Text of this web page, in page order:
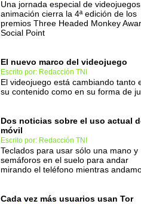
Una jornada especial de
animación cierra la 4ª edición de los
premios Three Headed Monkey
Social Point
El nuevo marco del videojuego
Escrito por: Redacción TNI
El videojuego está cambiando tanto
su contenido como en su forma de
Dos noticias sobre el uso actual
móvil
Escrito por: Redacción TNI
Teclados para usar sólo una mano y
semáforos en el suelo para andar
mirando el teléfono mientras
Cada vez más usuarios usan Tor